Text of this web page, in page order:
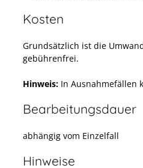
Kosten
Grundsätzlich ist die
gebührenfrei.
Hinweis: In Ausnahmefällen
Bearbeitungsdauer
abhängig vom Einzelfall
Hinweise